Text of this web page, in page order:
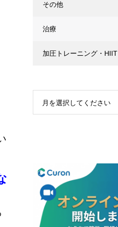
その他
治療
加圧トレーニング・HIIT
月を選択してください